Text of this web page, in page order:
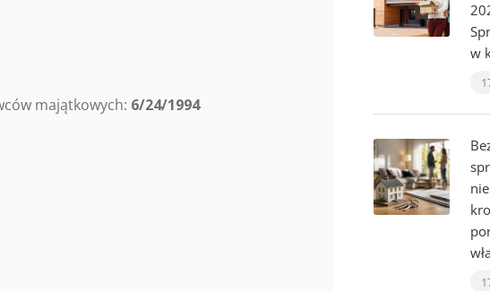
majątkowych: 6/24/1994
w